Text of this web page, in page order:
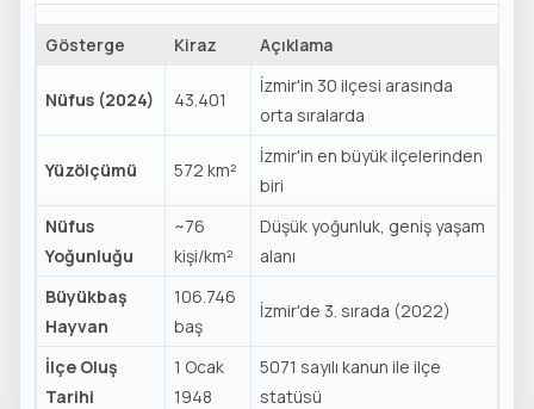
Gösterge Kiraz Açıklama
Nüfus (2024) 43.401
İzmir'in 30 ilçesi arasında
orta sıralarda
Yüzölçümü 572 km²
İzmir'in en büyük ilçelerinden
biri
Nüfus
Yoğunluğu
~76
kişi/km²
Düşük yoğunluk, geniş yaşam
alanı
Büyükbaş
Hayvan
106.746
baş
İzmir'de 3. sırada (2022)
İlçe Oluş
Tarihi
1 Ocak
1948
5071 sayılı kanun ile ilçe
statüsü